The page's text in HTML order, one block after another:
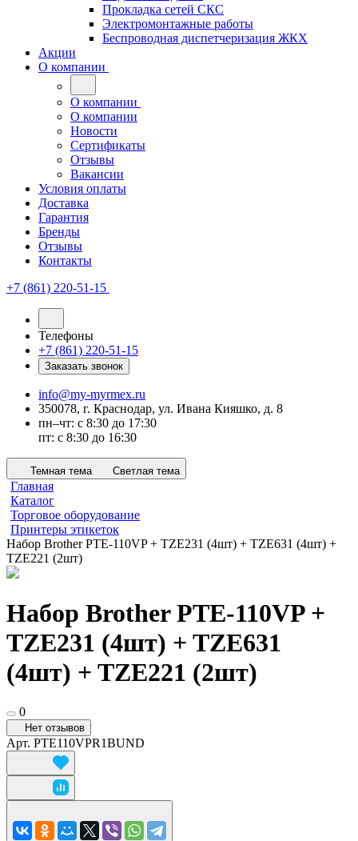
Прокладка сетей СКС
Электромонтажные работы
Беспроводная диспетчеризация ЖКХ
Акции
О компании
О компании
О компании
Новости
Сертификаты
Отзывы
Вакансии
Условия оплаты
Доставка
Гарантия
Бренды
Отзывы
Контакты
+7 (861) 220-51-15
Телефоны
+7 (861) 220-51-15
Заказать звонок
info@my-myrmex.ru
350078, г. Краснодар, ул. Ивана Кияшко, д. 8
пн–чт: с 8:30 до 17:30
пт: с 8:30 до 16:30
Темная тема Светлая тема
Главная
Каталог
Торговое оборудование
Принтеры этикеток
Набор Brother PTE-110VP + TZE231 (4шт) + TZE631 (4шт) +
TZE221 (2шт)
Набор Brother PTE-110VP +
TZE231 (4шт) + TZE631
(4шт) + TZE221 (2шт)
0
Нет отзывов
Арт. PTE110VPR1BUND